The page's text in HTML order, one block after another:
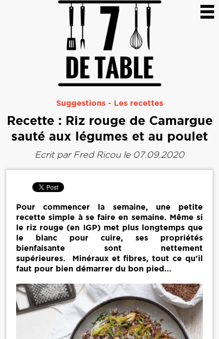
Suggestions- Les recettes
Recette : Riz rouge de Camargue
sauté aux légumes et au poulet
Ecrit par Fred Ricoule 07.09.2020
Pour commencer la semaine, une petite
recette simple à se faire en semaine. Même si
le riz rouge (en IGP) met plus longtemps que
le blanc pour cuire, ses propriétés
bienfaisante sont nettement
supérieures. Minéraux et fibres, tout ce qu'il
faut pour bien démarrer du bon pied...